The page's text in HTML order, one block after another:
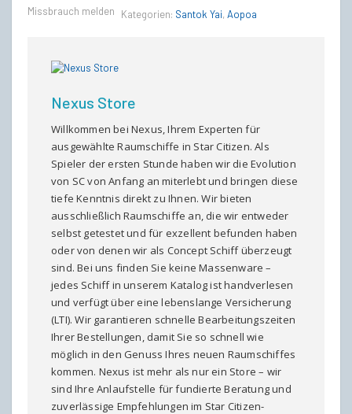
-
Dimension
quantity
Missbrauch melden
Kategorien: Santok Yai, Aopoa
Nexus Store
Willkommen bei Nexus, Ihrem Experten für
ausgewählte Raumschiffe in Star Citizen. Als
Spieler der ersten Stunde haben wir die Evolution
von SC von Anfang an miterlebt und bringen diese
tiefe Kenntnis direkt zu Ihnen. Wir bieten
ausschließlich Raumschiffe an, die wir entweder
selbst getestet und für exzellent befunden haben
oder von denen wir als Concept Schiff überzeugt
sind. Bei uns finden Sie keine Massenware –
jedes Schiff in unserem Katalog ist handverlesen
und verfügt über eine lebenslange Versicherung
(LTI). Wir garantieren schnelle Bearbeitungszeiten
Ihrer Bestellungen, damit Sie so schnell wie
möglich in den Genuss Ihres neuen Raumschiffes
kommen. Nexus ist mehr als nur ein Store – wir
sind Ihre Anlaufstelle für fundierte Beratung und
zuverlässige Empfehlungen im Star Citizen-